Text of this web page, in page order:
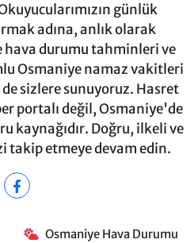
günlük
adına, anlık olarak
hava durumu tahminleri ve
Osmaniye namaz vakitleri
sizlere sunuyoruz. Hasret
portalı değil, Osmaniye'de
kaynağıdır. Doğru, ilkeli ve
takip etmeye devam edin.
Osmaniye Hava Durumu